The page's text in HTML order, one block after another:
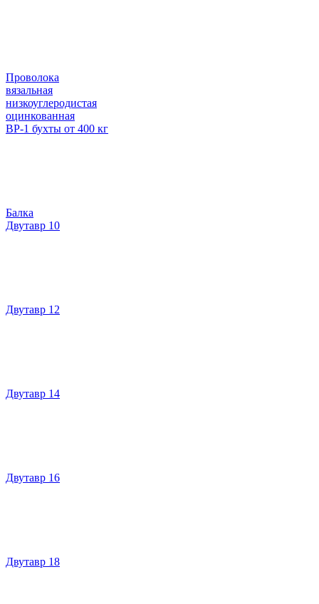
Проволока
вязальная
низкоуглеродистая
оцинкованная
ВР-1 бухты от 400 кг
Балка
Двутавр 10
Двутавр 12
Двутавр 14
Двутавр 16
Двутавр 18